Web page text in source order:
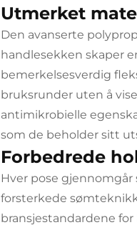
Utmerket
Den avanserte
handlesekken skaper
bemerkelsesverdig
bruksrunder uten å
antimikrobielle
som de beholder sitt
Forbedrede
Hver pose
forsterkede
bransjestandardene